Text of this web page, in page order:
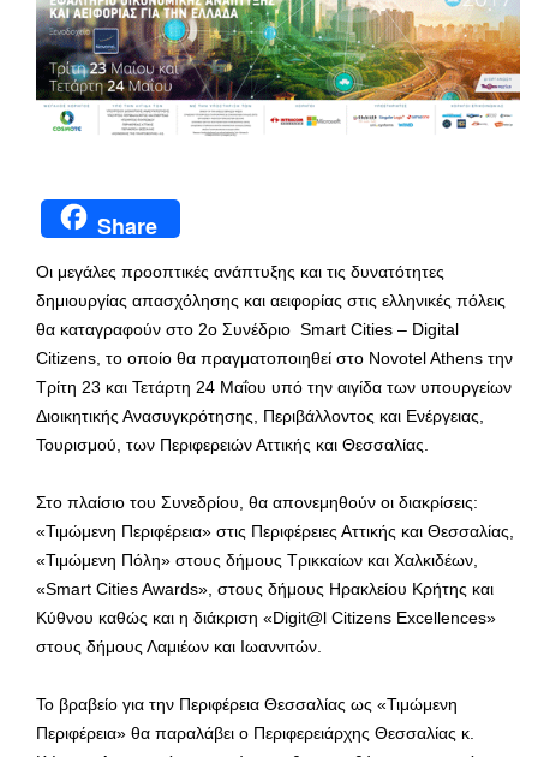
Share
Οι μεγάλες προοπτικές ανάπτυξης και τις δυνατότητες
δημιουργίας απασχόλησης και αειφορίας στις ελληνικές πόλεις
θα καταγραφούν στο 2ο Συνέδριο Smart Cities – Digital
Citizens, το οποίο θα πραγματοποιηθεί στο Novotel Athens την
Τρίτη 23 και Τετάρτη 24 Μαΐου υπό την αιγίδα των υπουργείων
Διοικητικής Ανασυγκρότησης, Περιβάλλοντος και Ενέργειας,
Τουρισμού, των Περιφερειών Αττικής και Θεσσαλίας.
Στο πλαίσιο του Συνεδρίου, θα απονεμηθούν οι διακρίσεις:
«Τιμώμενη Περιφέρεια» στις Περιφέρειες Αττικής και Θεσσαλίας,
«Τιμώμενη Πόλη» στους δήμους Τρικκαίων και Χαλκιδέων,
«Smart Cities Awards», στους δήμους Ηρακλείου Κρήτης και
Κύθνου καθώς και η διάκριση «Digit@l Citizens Excellences»
στους δήμους Λαμιέων και Ιωαννιτών.
Το βραβείο για την Περιφέρεια Θεσσαλίας ως «Τιμώμενη
Περιφέρεια» θα παραλάβει ο Περιφερειάρχης Θεσσαλίας κ.